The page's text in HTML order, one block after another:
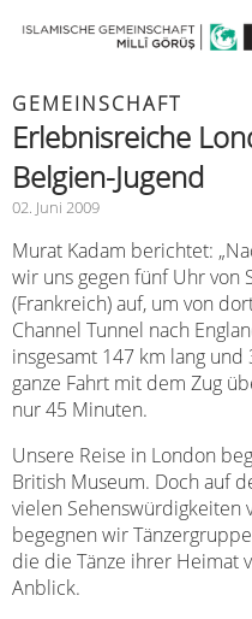
GEMEINSCHAFT
Erlebnisreiche
Belgien-Jugend
02. Juni 2009
Murat Kadam berichtet:
wir uns gegen fünf Uhr von
(Frankreich) auf, um von
Channel Tunnel nach
insgesamt 147 km lang
ganze Fahrt mit dem Zug
nur 45 Minuten.
Unsere Reise in London
British Museum. Doch auf
vielen Sehenswürdigkeiten
begegnen wir
die die Tänze ihrer Heimat
Anblick.